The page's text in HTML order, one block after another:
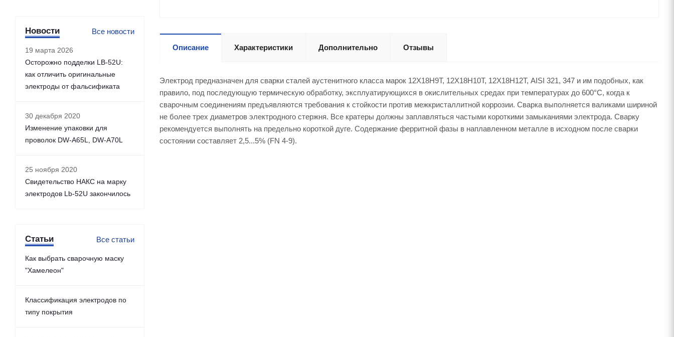
Описание Характеристики Дополнительно Отзывы
Электрод предназначен для сварки сталей аустенитного класса марок 12Х18Н9Т, 12Х18Н10Т, 12Х18Н12Т, AISI 321, 347 и им подобных, как
правило, под последующую термическую обработку, эксплуатирующихся в окислительных средах при температурах до 600°C, когда к
сварочным соединениям предъявляются требования к стойкости против межкристаллитной коррозии. Сварка выполняется валиками шириной
не более трех диаметров электродного стержня. Все кратеры должны заплавляться частыми короткими замыканиями электрода. Сварку
рекомендуется выполнять на предельно короткой дуге. Содержание ферритной фазы в наплавленном металле в исходном после сварки
состоянии составляет 2,5...5% (FN 4-9).
Новости Все новости
19 марта 2026
Осторожно подделки LB-52U:
как отличить оригинальные
электроды от фальсификата
30 декабря 2020
Изменение упаковки для
проволок DW-A65L, DW-A70L
25 ноября 2020
Свидетельство НАКС на марку
электродов Lb-52U закончилось
Статьи Все статьи
Как выбрать сварочную маску
"Хамелеон"
Классификация электродов по
типу покрытия